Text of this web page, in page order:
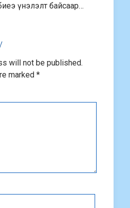
үнэлэлт байсаар…
will not be published.
marked *